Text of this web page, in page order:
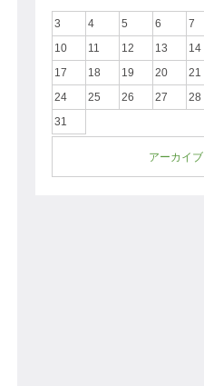
3
4 5 6 7
10
11 12 13 14
17
18 19 20 21
24
25 26 27 28
31
アーカイブ